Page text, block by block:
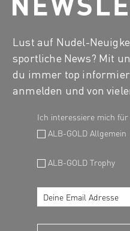
Lust auf Nudel-
sportliche News? Mit
du immer top
anmelden und von